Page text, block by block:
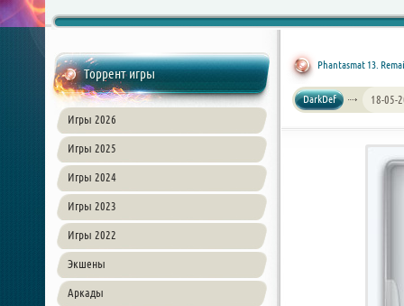
Торрент игры
Игры 2026
Игры 2025
Игры 2024
Игры 2023
Игры 2022
Экшены
Аркады
Phantasmat 13.
DarkDef 18-05-